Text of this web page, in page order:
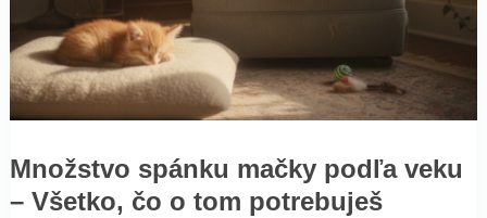
Množstvo spánku mačky podľa veku
– Všetko, čo o tom potrebuješ